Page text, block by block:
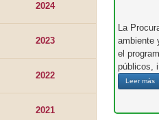
2024
2023
2022
2021
La
ambiente
el
públicos,
Leer más